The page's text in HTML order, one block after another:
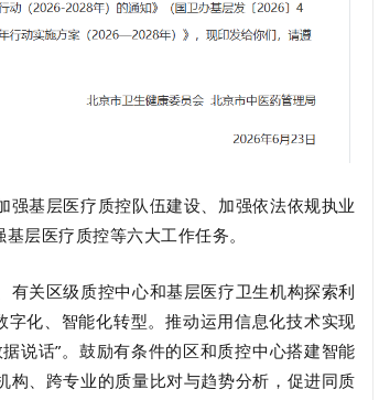
强基层医疗质控队伍建设、加强依法依规执业
层医疗质控等六大工作任务。
有关区级质控中心和基层医疗卫生机构探索利
化、智能化转型。推动运用信息化技术实现
说话”。鼓励有条件的区和质控中心搭建智能
、跨专业的质量比对与趋势分析，促进同质